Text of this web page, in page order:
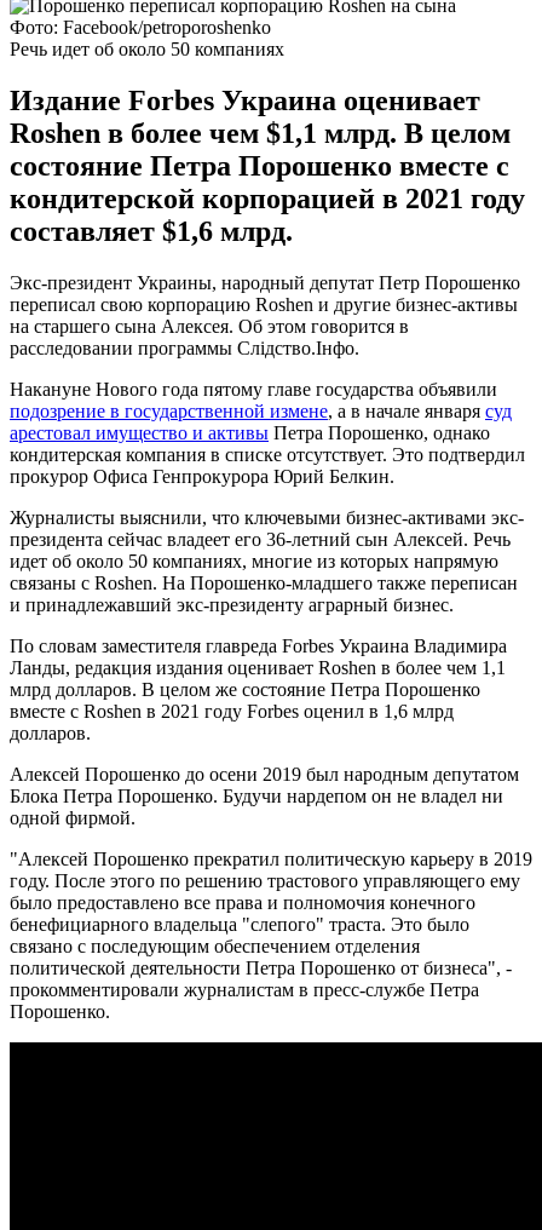
Фото: Facebook/petroporoshenko
Речь идет об около 50 компаниях
Издание Forbes Украина оценивает
Roshen в более чем $1,1 млрд. В целом
состояние Петра Порошенко вместе с
кондитерской корпорацией в 2021 году
составляет $1,6 млрд.
Экс-президент Украины, народный депутат Петр Порошенко
переписал свою корпорацию Roshen и другие бизнес-активы
на старшего сына Алексея. Об этом говорится в
расследовании программы Слідство.Інфо.
Накануне Нового года пятому главе государства объявили
подозрение в государственной измене, а в начале января суд
арестовал имущество и активы Петра Порошенко, однако
кондитерская компания в списке отсутствует. Это подтвердил
прокурор Офиса Генпрокурора Юрий Белкин.
Журналисты выяснили, что ключевыми бизнес-активами экс-
президента сейчас владеет его 36-летний сын Алексей. Речь
идет об около 50 компаниях, многие из которых напрямую
связаны с Roshen. На Порошенко-младшего также переписан
и принадлежавший экс-президенту аграрный бизнес.
По словам заместителя главреда Forbes Украина Владимира
Ланды, редакция издания оценивает Roshen в более чем 1,1
млрд долларов. В целом же состояние Петра Порошенко
вместе с Roshen в 2021 году Forbes оценил в 1,6 млрд
долларов.
Алексей Порошенко до осени 2019 был народным депутатом
Блока Петра Порошенко. Будучи нардепом он не владел ни
одной фирмой.
"Алексей Порошенко прекратил политическую карьеру в 2019
году. После этого по решению трастового управляющего ему
было предоставлено все права и полномочия конечного
бенефициарного владельца "слепого" траста. Это было
связано с последующим обеспечением отделения
политической деятельности Петра Порошенко от бизнеса", -
прокомментировали журналистам в пресс-службе Петра
Порошенко.